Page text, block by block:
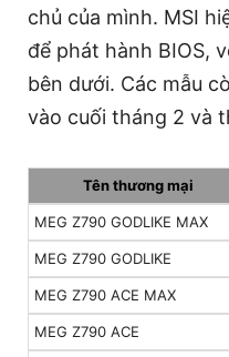
chủ của mình. MSI
để phát hành BIOS,
bên dưới. Các mẫu
vào cuối tháng 2 và
Tên thương mại
MEG Z790 GODLIKE MAX
MEG Z790 GODLIKE
MEG Z790 ACE MAX
MEG Z790 ACE